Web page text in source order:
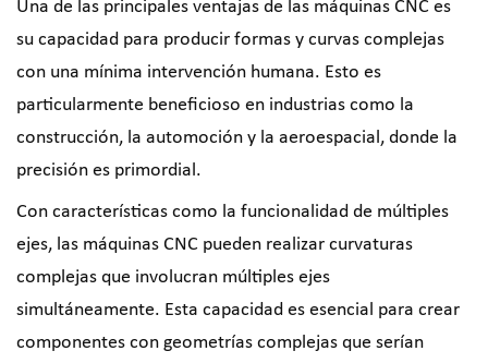
Una de las principales ventajas de las máquinas CNC es
su capacidad para producir formas y curvas complejas
con una mínima intervención humana. Esto es
particularmente beneficioso en industrias como la
construcción, la automoción y la aeroespacial, donde la
precisión es primordial.
Con características como la funcionalidad de múltiples
ejes, las máquinas CNC pueden realizar curvaturas
complejas que involucran múltiples ejes
simultáneamente. Esta capacidad es esencial para crear
componentes con geometrías complejas que serían